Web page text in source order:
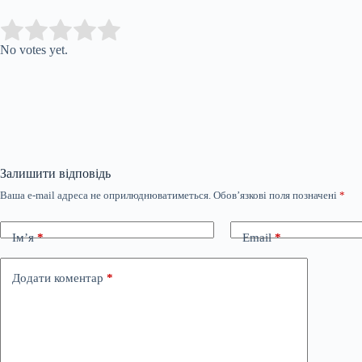
Rate this item:
No votes yet.
Залишити відповідь
Ваша e-mail адреса не оприлюднюватиметься. Обов’язкові поля позначені *
Ім’я* Email*
Додати коментар *